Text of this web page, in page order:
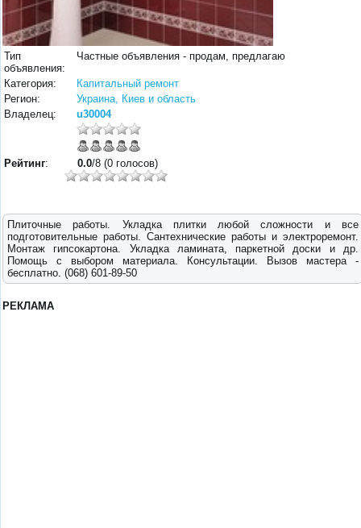
Тип
объявления:
Частные объявления - продам, предлагаю
Категория:
Капитальный ремонт
Регион:
Украина, Киев и область
Владелец:
u30004
Рейтинг: 0.0/8 (0 голосов)
Плиточные работы. Укладка плитки любой сложности и все
подготовительные работы. Сантехнические работы и электроремонт.
Монтаж гипсокартона. Укладка ламината, паркетной доски и др.
Помощь с выбором материала. Консультации. Вызов мастера -
бесплатно. (068) 601-89-50
РЕКЛАМА